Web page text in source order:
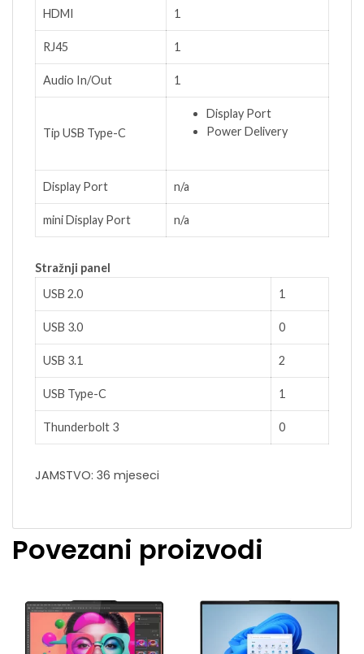
HDMI 1
RJ45 1
Audio In/Out 1
Tip USB Type-C
Display Port
Power Delivery
Display Port n/a
mini Display Port n/a
Stražnji panel
USB 2.0
1
USB 3.0 0
USB 3.1 2
USB Type-C 1
Thunderbolt 3 0
JAMSTVO: 36 mjeseci
Povezani proizvodi